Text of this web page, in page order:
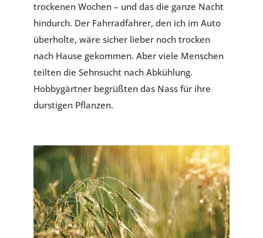
trockenen Wochen – und das die ganze Nacht
hindurch. Der Fahrradfahrer, den ich im Auto
überholte, wäre sicher lieber noch trocken
nach Hause gekommen. Aber viele Menschen
teilten die Sehnsucht nach Abkühlung.
Hobbygärtner begrüßten das Nass für ihre
durstigen Pflanzen.